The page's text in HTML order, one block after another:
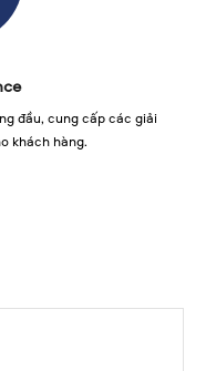
đầu, cung cấp các giải
khách hàng.